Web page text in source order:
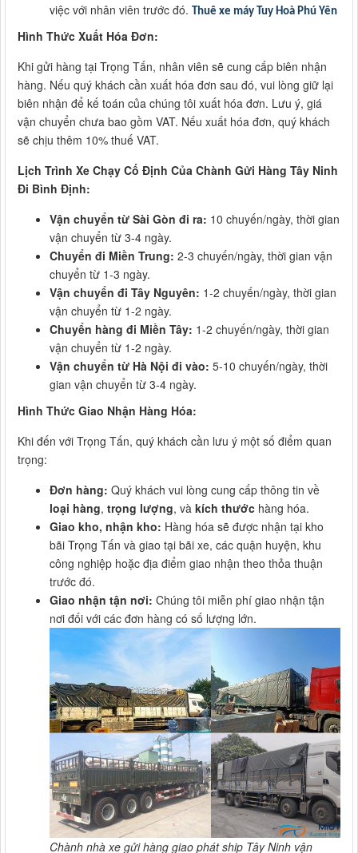
việc với nhân viên trước đó.
Thuê xe máy Tuy Hoà Phú Yên
Hình Thức Xuất Hóa Đơn:
Khi gửi hàng tại Trọng Tấn, nhân viên sẽ cung cấp biên nhận
hàng. Nếu quý khách cần xuất hóa đơn sau đó, vui lòng giữ lại
biên nhận để kế toán của chúng tôi xuất hóa đơn. Lưu ý, giá
vận chuyển chưa bao gồm VAT. Nếu xuất hóa đơn, quý khách
sẽ chịu thêm 10% thuế VAT.
Lịch Trình Xe Chạy Cố Định Của Chành Gửi Hàng Tây Ninh
Đi Bình Định:
Vận chuyển từ Sài Gòn đi ra: 10 chuyến/ngày, thời gian
vận chuyển từ 3-4 ngày.
Chuyển đi Miền Trung: 2-3 chuyến/ngày, thời gian vận
chuyển từ 1-3 ngày.
Vận chuyển đi Tây Nguyên: 1-2 chuyến/ngày, thời gian
vận chuyển từ 1-2 ngày.
Chuyển hàng đi Miền Tây: 1-2 chuyến/ngày, thời gian
vận chuyển từ 1-2 ngày.
Vận chuyển từ Hà Nội đi vào: 5-10 chuyến/ngày, thời
gian vận chuyển từ 3-4 ngày.
Hình Thức Giao Nhận Hàng Hóa:
Khi đến với Trọng Tấn, quý khách cần lưu ý một số điểm quan
trọng:
Đơn hàng: Quý khách vui lòng cung cấp thông tin về
loại hàng, trọng lượng, và kích thước hàng hóa.
Giao kho, nhận kho: Hàng hóa sẽ được nhận tại kho
bãi Trọng Tấn và giao tại bãi xe, các quận huyện, khu
công nghiệp hoặc địa điểm giao nhận theo thỏa thuận
trước đó.
Giao nhận tận nơi: Chúng tôi miễn phí giao nhận tận
nơi đối với các đơn hàng có số lượng lớn.
Chành nhà xe gửi hàng giao phát ship Tây Ninh vận